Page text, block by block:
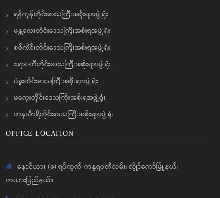
ရန်ကုန်တိုင်းဒေသကြီးအစိုးရအဖွဲ့ရုံး
မန္တလေးတိုင်းဒေသကြီးအစိုးရအဖွဲ့ရုံး
စစ်ကိုင်းတိုင်းဒေသကြီးအစိုးရအဖွဲ့ရုံး
ဧရာဝတီတိုင်းဒေသကြီးအစိုးရအဖွဲ့ရုံး
ပဲခူးတိုင်းဒေသကြီးအစိုးရအဖွဲ့ရုံး
မကွေးတိုင်းဒေသကြီးအစိုးရအဖွဲ့ရုံး
တနင်္သာရီတိုင်းဒေသကြီးအစိုးရအဖွဲ့ရုံး
OFFICE LOCATION
နောင်ယား (ခ) ရပ်ကွက်၊ ကန္ဒရဝတီလမ်း၊ လွိုင်ကော်မြို့နယ်၊
ကယားပြည်နယ်။